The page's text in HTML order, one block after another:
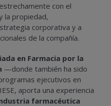
con el
la propiedad,
corporativa y a
de la compañía.
en Farmacia por la
—donde también ha sido
ejecutivos en
aporta una experiencia
farmacéutica